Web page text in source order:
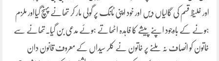
اور غلیظ قسم کی گالیاں دیں اور خود اپنی ٹانگ پر گولی مار کر تھانے پہنچ گیااور ملزم
ہونے کے باوجود اپنے پیشے کا فاہدہ اٹھاتے ہوئے مدعی بن گیا۔تھانے سے
خاتون کو انصاف نہ ملنے پر خاتون نے کلر سیداں کے معروف قانون دان